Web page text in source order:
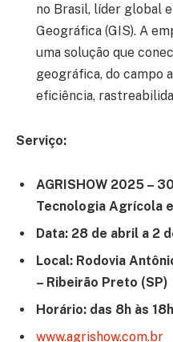
no Brasil, líder global
Geográfica (GIS). A
uma solução que
geográfica, do campo
eficiência,
Serviço:
AGRISHOW 2025 –
Tecnologia Agrícola
Data: 28 de abril a 2
Local: Rodovia
– Ribeirão Preto (SP)
Horário: das 8h às 18h
www.agrishow.com.br